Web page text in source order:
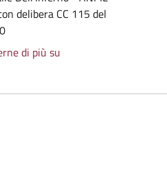
delibera CC 115 del
di più su